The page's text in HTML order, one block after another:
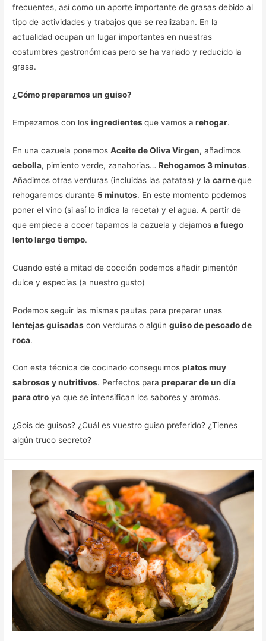
frecuentes, así como un aporte importante de grasas debido al
tipo de actividades y trabajos que se realizaban. En la
actualidad ocupan un lugar importantes en nuestras
costumbres gastronómicas pero se ha variado y reducido la
grasa.
¿Cómo preparamos un guiso?
Empezamos con losingredientesque vamos a rehogar.
En una cazuela ponemosAceite de Oliva Virgen, añadimos
cebolla, pimiento verde, zanahorias…Rehogamos 3 minutos.
Añadimos otras verduras (incluidas las patatas) y lacarneque
rehogaremos durante 5 minutos. En este momento podemos
poner el vino (si así lo indica la receta) y el agua. A partir de
que empiece a cocer tapamos la cazuela y dejamosa fuego
lento largo tiempo.
Cuando esté a mitad de cocción podemos añadir pimentón
dulce y especias (a nuestro gusto)
Podemos seguir las mismas pautas para preparar unas
lentejas guisadas con verduras o algúnguiso de pescado de
roca.
Con esta técnica de cocinado conseguimosplatos muy
sabrosos y nutritivos. Perfectos parapreparar de un día
para otro ya que se intensifican los sabores y aromas.
¿Sois de guisos? ¿Cuál es vuestro guiso preferido? ¿Tienes
algún truco secreto?